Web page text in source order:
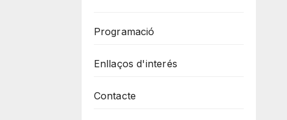
Programació
Enllaços d'interés
Contacte